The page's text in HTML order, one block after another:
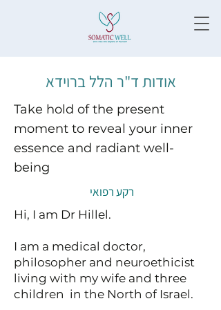
אודות ד"ר הלל ברוידא
Take hold of the present
moment to reveal your inner
essence and radiant well-
being
רקע רפואי
Hi, I am Dr Hillel.
I am a medical doctor,
philosopher and neuroethicist
living with my wife and three
children in the North of Israel.